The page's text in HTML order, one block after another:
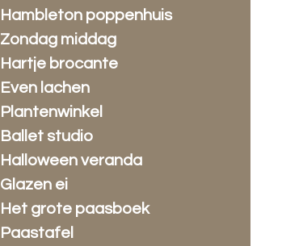
Hambleton poppenhuis
Zondag middag
Hartje brocante
Even lachen
Plantenwinkel
Ballet studio
Halloween veranda
Glazen ei
Het grote paasboek
Paastafel